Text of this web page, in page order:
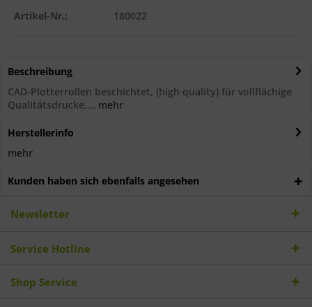
Artikel-Nr.: 180022
Beschreibung
CAD-Plotterrollen beschichtet, (high quality) für vollflächige
Qualitätsdrucke,... mehr
Herstellerinfo
mehr
Kunden haben sich ebenfalls angesehen
Newsletter
Service Hotline
Shop Service